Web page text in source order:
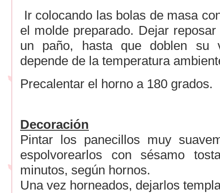
Ir colocando las bolas de masa
el molde preparado. Dejar
un paño, hasta que doblen su
depende de la temperatura
Precalentar el horno a 180 grados.
Decoración
Pintar los panecillos muy
espolvorearlos con sésamo
minutos, según hornos.
Una vez horneados, dejarlos